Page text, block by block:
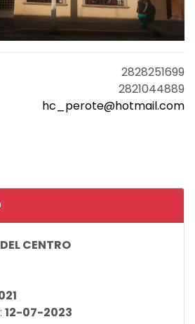
2828251699
2821044889
hc_perote@hotmail.com
CENTRO
12-07-2023